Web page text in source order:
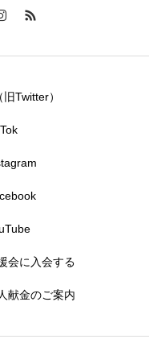
旧Twitter）
会に入会する
献金のご案内